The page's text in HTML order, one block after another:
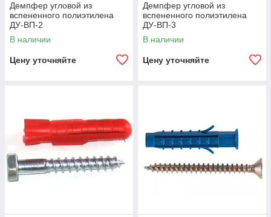
Демпфер угловой из
вспененного полиэтилена
ДУ-ВП-2
В наличии
Цену уточняйте
Демпфер угловой из
вспененного полиэтилена
ДУ-ВП-3
В наличии
Цену уточняйте